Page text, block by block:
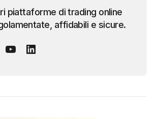
piattaforme di trading online
affidabili e sicure.